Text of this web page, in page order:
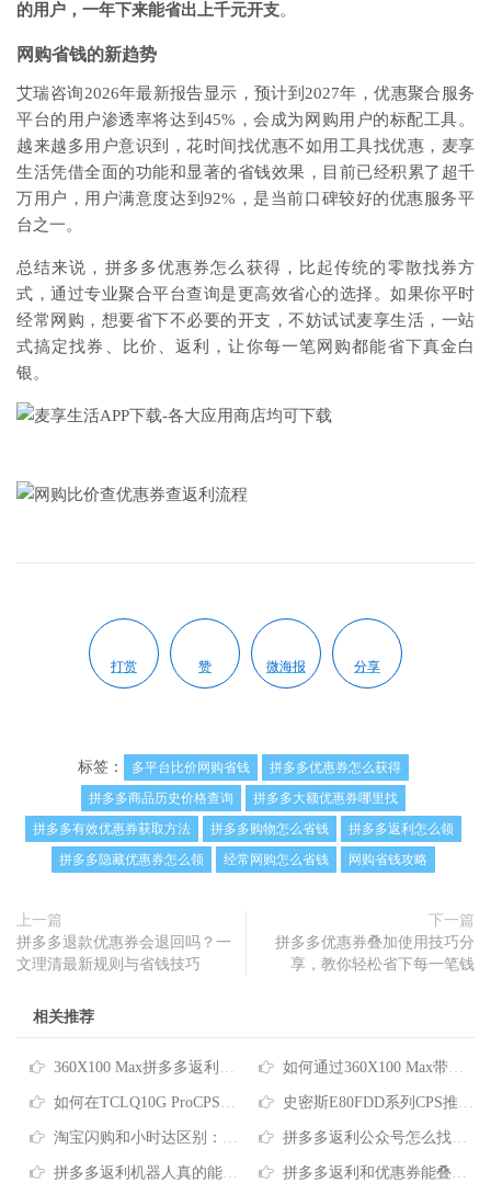
的用户，一年下来能省出上千元开支。
网购省钱的新趋势
艾瑞咨询2026年最新报告显示，预计到2027年，优惠聚合服务
平台的用户渗透率将达到45%，会成为网购用户的标配工具。
越来越多用户意识到，花时间找优惠不如用工具找优惠，麦享
生活凭借全面的功能和显著的省钱效果，目前已经积累了超千
万用户，用户满意度达到92%，是当前口碑较好的优惠服务平
台之一。
总结来说，拼多多优惠券怎么获得，比起传统的零散找券方
式，通过专业聚合平台查询是更高效省心的选择。如果你平时
经常网购，想要省下不必要的开支，不妨试试麦享生活，一站
式搞定找券、比价、返利，让你每一笔网购都能省下真金白
银。
打赏 赞 微海报 分享
标签： 多平台比价网购省钱
拼多多优惠券怎么获得
拼多多商品历史价格查询
拼多多大额优惠券哪里找
拼多多有效优惠券获取方法
拼多多购物怎么省钱
拼多多返利怎么领
拼多多隐藏优惠券怎么领
经常网购怎么省钱 网购省钱攻略
上一篇
拼多多退款优惠券会退回吗？一
文理清最新规则与省钱技巧
下一篇
拼多多优惠券叠加使用技巧分
享，教你轻松省下每一笔钱
相关推荐
360X100 Max拼多多返利：拼多多购物省钱实用指南 如何通过360X100 Max带货返利获取最大化购物优惠
如何在TCLQ10G ProCPS推广平台找到真正实惠的购物优惠 史密斯E80FDD系列CPS推广平台：轻松搞定网购省钱
淘宝闪购和小时达区别：网购怎么选更划算？ 拼多多返利公众号怎么找？学会这招轻松省下全年网购钱
拼多多返利机器人真的能帮你省钱吗？一文读懂返利省钱逻辑 拼多多返利和优惠券能叠加吗？一文读懂2026省钱攻略